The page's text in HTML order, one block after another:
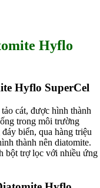
Hyflo
Hyflo SuperCel
cát, được hình thành
trong môi trường
biển, qua hàng triệu
thành nên diatomite.
bột trợ lọc với nhiều ứng